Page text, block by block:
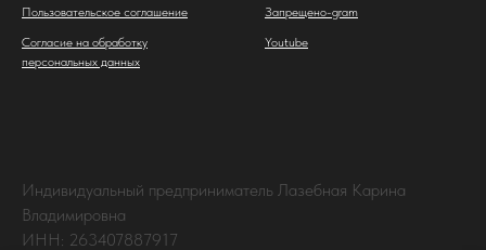
Пользовательское соглашение
Согласие на обработку
персональных данных
Запрещено-gram
Youtube
Индивидуальный предприниматель Лазебная Карина
Владимировна
ИНН: 263407887917